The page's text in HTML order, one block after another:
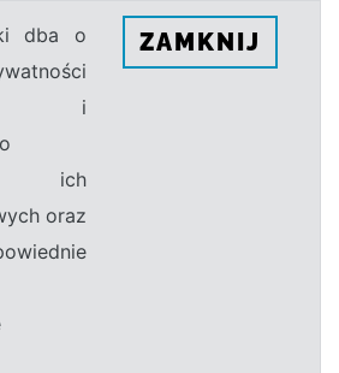
dba o
i
ich
oraz
ZAMKNIJ